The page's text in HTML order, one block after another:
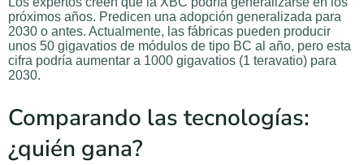
próximos años. Predicen una adopción generalizada para
2030 o antes. Actualmente, las fábricas pueden producir
unos 50 gigavatios de módulos de tipo BC al año, pero esta
cifra podría aumentar a 1000 gigavatios (1 teravatio) para
2030.
Comparando las tecnologías:
¿quién gana?